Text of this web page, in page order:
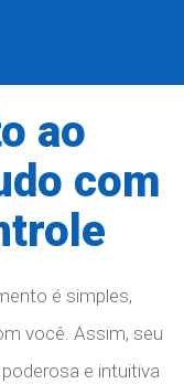
ao
com
é simples,
você. Assim, seu
e intuitiva